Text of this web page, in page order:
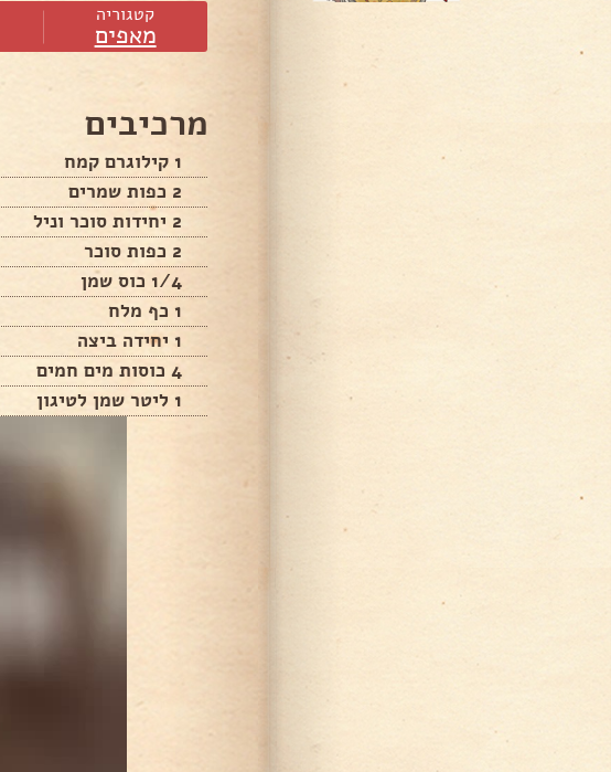
קטגוריה
מאפים
מרכיבים
1 קילוגרם קמח
2 כפות שמרים
2 יחידות סוכר וניל
2 כפות סוכר
1/4 כוס שמן
1 כף מלח
1 יחידה ביצה
4 כוסות מים חמים
1 ליטר שמן לטיגון